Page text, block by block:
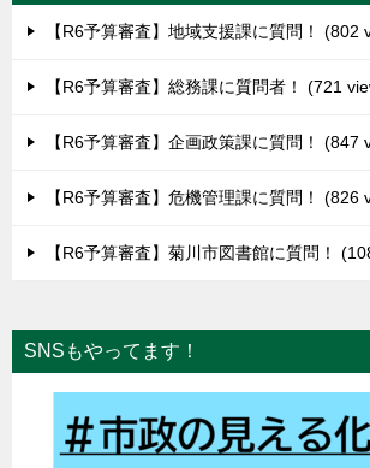
【R6予算審査】地域支援課に質問！ 802
【R6予算審査】総務課に質問者！ 721
【R6予算審査】企画政策課に質問！ 847
【R6予算審査】危機管理課に質問！ 826
【R6予算審査】菊川市図書館に質問！
SNSもやってます！